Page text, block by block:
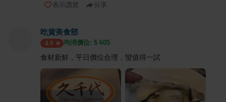
表示讚賞 分享
吃貨美食部
4.0 均消價位: $ 605
食材新鮮，平日價位合理，蠻值得一試